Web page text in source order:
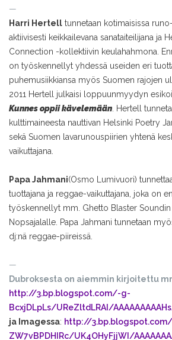
—
Harri Hertell tunnetaan kotimaisissa
aktiivisesti keikkailevana sanataiteilijana ja
Connection -kollektiivin keulahahmona.
on työskennellyt yhdessä useiden eri
puhemusiikkiansa myös Suomen rajojen
2011 Hertell julkaisi loppuunmyydyn
Kunnes oppii kävelemään . Hertell
kulttimaineesta nauttivan Helsinki Poetry
sekä Suomen lavarunouspiirien yhtenä
vaikuttajana.
Papa Jahmani(Osmo Lumivuori)
tuottajana ja reggae-vaikuttajana, joka on
työskennellyt mm. Ghetto Blaster Soundin
Nopsajalalle. Papa Jahmani tunnetaan
dj:nä reggae-piireissä.
—
Dubroksesta on aiemmin kirjoitettu
http://3.bp.blogspot.com/-g-
BcxjDLpLs/UReZltdLRAI/
ja Imagessa: http://
ZW7vBPDHIRc/UK4OHyFjjWI/